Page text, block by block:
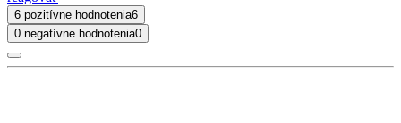
6 pozitívne hodnotenia6
0 negatívne hodnotenia0